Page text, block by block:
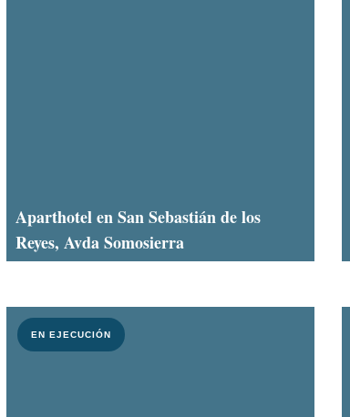
Aparthotel en San Sebastián de los
Reyes, Avda Somosierra
EN EJECUCIÓN